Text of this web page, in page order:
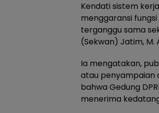
Kendati sistem
menggaransi
terganggu sama
(Sekwan) Jatim, M.
Ia mengatakan,
atau penyampaian
bahwa Gedung
menerima